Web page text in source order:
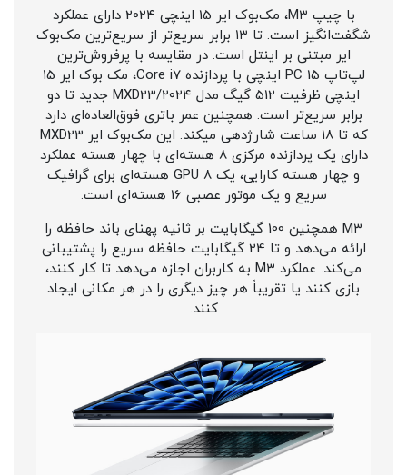
با چیپ M۳، مک‌بوک ایر 15 اینچی 202۴ دارای عملکرد
شگفت‌انگیز است. تا ۱۳ برابر سریع‌تر از سریع‌ترین مک‌بوک
ایر مبتنی بر اینتل است. در مقایسه با پرفروش‌ترین
لپ‌تاپ PC 15 اینچی با پردازنده Core i7، مک بوک ایر ۱5
اینچی ظرفیت 512 گیگ مدل ۲۰۲۴/MXD23 جدید تا دو
برابر سریع‌تر است. همچنین عمر باتری فوق‌العاده‌ای دارد
که تا 18 ساعت شارژدهی میکند. این مک‌بوک ایر MXD23
دارای یک پردازنده مرکزی 8 هسته‌ای با چهار هسته عملکرد
و چهار هسته کارایی، یک GPU ۸ هسته‌ای برای گرافیک
سریع و یک موتور عصبی 16 هسته‌ای است.
M۳ همچنین 100 گیگابایت بر ثانیه پهنای باند حافظه را
ارائه می‌دهد و تا 24 گیگابایت حافظه سریع را پشتیبانی
می‌کند. عملکرد M۳ به کاربران اجازه می‌دهد تا کار کنند،
بازی کنند یا تقریباً هر چیز دیگری را در هر مکانی ایجاد
کنند.